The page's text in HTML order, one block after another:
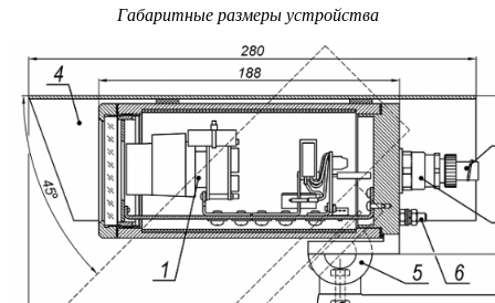
Габаритные размеры устройства